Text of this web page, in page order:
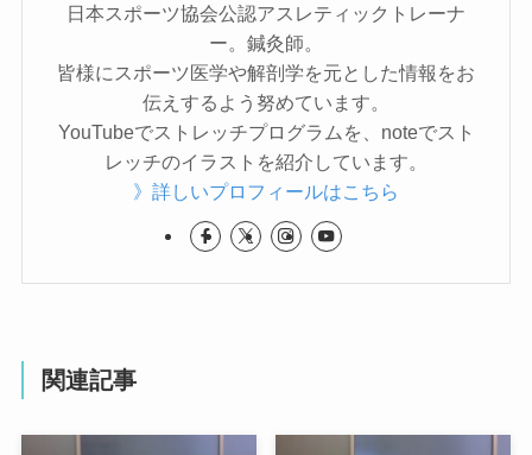
日本スポーツ協会公認アスレティックトレーナ
ー。鍼灸師。
皆様にスポーツ医学や解剖学を元とした情報をお
伝えするよう努めています。
YouTubeでストレッチプログラムを、noteでスト
レッチのイラストを紹介しています。
》詳しいプロフィールはこちら
関連記事